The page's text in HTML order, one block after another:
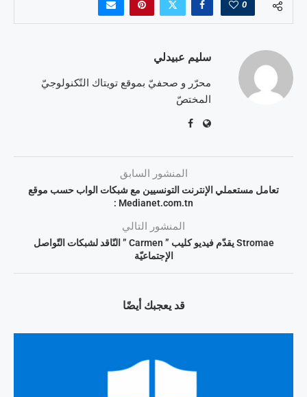
0
سليم عبيدلي
محرّر و صحفيّ بموقع تويتاك التّكنولوجيّ
المختصّ
المنشور السابق
تعامل مستعملي الإنترنت التونسيين مع شبكات الواب حسب موقع
Medianet.com.tn :
المنشور التالي
Stromae يقدّم فيديو كليب ” Carmen ” النّاقد لشبكات التّواصل
الإجتماعيّة
قد يعجبك أيضًا